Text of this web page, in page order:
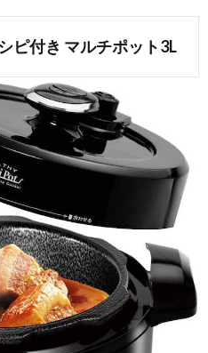
ピ付き マルチポット3L